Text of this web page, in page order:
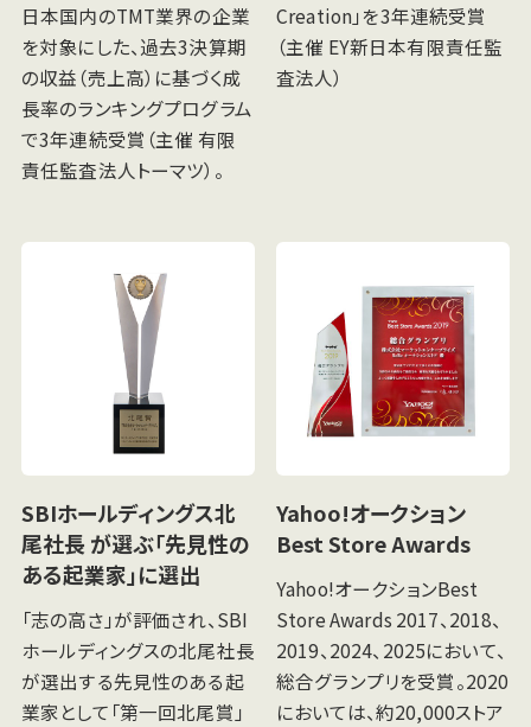
日本国内のTMT業界の企業
を対象にした、過去3決算期
の収益（売上高）に基づく成
長率のランキングプログラム
で3年連続受賞（主催 有限
責任監査法人トーマツ）。
Creation」を3年連続受賞
（主催 EY新日本有限責任監
査法人）
SBIホールディングス北
尾社長 が選ぶ「先見性の
ある起業家」に選出
「志の高さ」が評価され、SBI
ホールディングスの北尾社長
が選出する先見性のある起
業家として「第一回北尾賞」
Yahoo!オークション
Best Store Awards
Yahoo!オークションBest
Store Awards 2017、2018、
2019、2024、2025において、
総合グランプリを受賞。2020
においては、約20,000ストア